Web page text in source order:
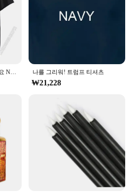
나와 함께 장난감하지 마세요 Nagatoro Nagatoro Tshirt 새로운 도착 그래픽 남자 재미 있은 남자 의류 코튼 하라주쿠 T 셔츠 나를 그리워! 트럼프 티셔츠
₩21,228